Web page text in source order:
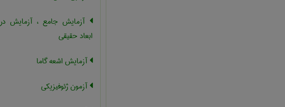
آزمایش جامع ، آزمایش در
ابعاد حقیقی
آزمایش اشعه گاما
آزمون ژئوفیزیکی